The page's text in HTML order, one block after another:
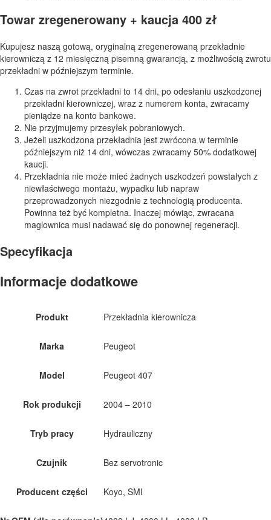
Towar zregenerowany + kaucja 400 zł
Kupujesz naszą gotową, oryginalną zregenerowaną przekładnie
kierowniczą z 12 miesięczną pisemną gwarancją, z możliwością zwrotu
przekładni w późniejszym terminie.
Czas na zwrot przekładni to 14 dni, po odesłaniu uszkodzonej
przekładni kierowniczej, wraz z numerem konta, zwracamy
pieniądze na konto bankowe.
Nie przyjmujemy przesyłek pobraniowych.
Jeżeli uszkodzona przekładnia jest zwrócona w terminie
późniejszym niż 14 dni, wówczas zwracamy 50% dodatkowej
kaucji.
Przekładnia nie może mieć żadnych uszkodzeń powstałych z
niewłaściwego montażu, wypadku lub napraw
przeprowadzonych niezgodnie z technologią producenta.
Powinna też być kompletna. Inaczej mówiąc, zwracana
maglownica musi nadawać się do ponownej regeneracji.
Specyfikacja
Informacje dodatkowe
Produkt Przekładnia kierownicza
Marka Peugeot
Model Peugeot 407
Rok produkcji 2004 – 2010
Tryb pracy Hydrauliczny
Czujnik Bez servotronic
Producent części Koyo, SMI